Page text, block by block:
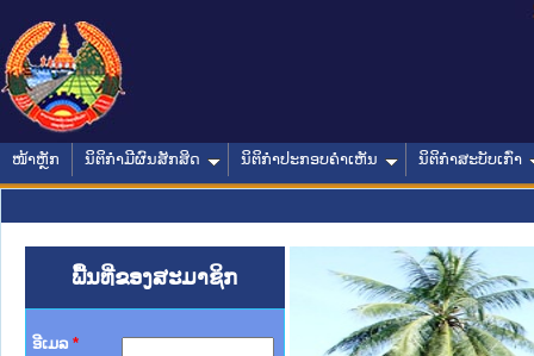
ໜ້າຫຼັກ ນິຕິກໍາມີຜົນສັກສິດ ນິຕິກໍາປະກອບຄໍາເຫັນ ນິຕິກໍາສະບັບເກົ່າ
ພື້ນທີ່ຂອງສະມາຊິກ
ອີເມລ *